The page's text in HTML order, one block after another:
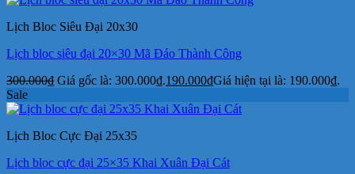
Lịch Bloc Siêu Đại 20x30
Lịch bloc siêu đại 20×30 Mã Đáo Thành Công
300.000₫ Giá gốc là: 300.000₫.190.000₫Giá hiện tại là: 190.000₫.
Sale
Lịch Bloc Cực Đại 25x35
Lịch bloc cực đại 25×35 Khai Xuân Đại Cát